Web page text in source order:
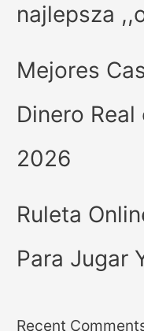
najlepsza
Mejores
Dinero
2026
Ruleta
Para Jugar
Recent